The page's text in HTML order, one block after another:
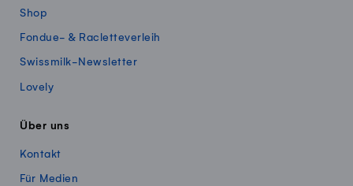
Shop
Fondue- & Racletteverleih
Swissmilk-Newsletter
Lovely
Über uns
Kontakt
Für Medien